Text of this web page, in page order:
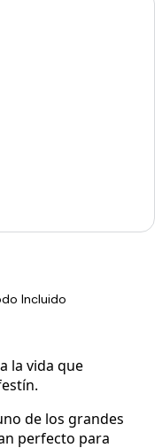
Incluido
la vida que
de los grandes
perfecto para